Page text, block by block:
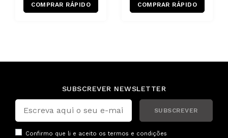
COMPRAR RÁPIDO COMPRAR RÁPIDO
SUBSCREVER NEWSLETTER
SUBSCREVER
Confirmo que li e aceito os termos e condições